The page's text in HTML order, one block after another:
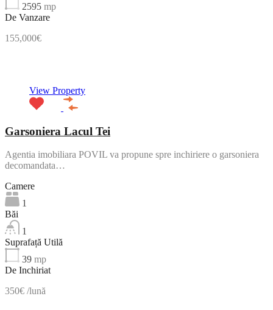
2595 mp
De Vanzare
155,000€
View Property
Garsoniera Lacul Tei
Agentia imobiliara POVIL va propune spre inchiriere o garsoniera
decomandata…
Camere
1
Băi
1
Suprafață Utilă
39 mp
De Inchiriat
350€ /lună